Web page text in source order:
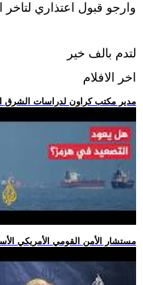
وارجو قبول اعتذاري لتاخر
لتدم بالف خير
اخر الافلام
.. مدير مكتب كراون لدراسات
.. مستشار الأمن القومي الأمريكي